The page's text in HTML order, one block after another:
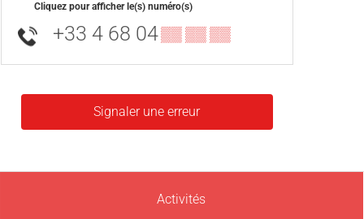
Cliquez pour afficher le(s) numéro(s)
+33 4 68 04▒▒ ▒▒ ▒▒
Signaler une erreur
Activités